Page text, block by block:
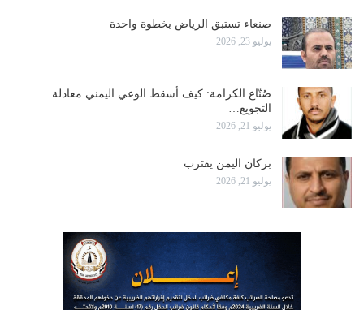
صنعاء تستبق الرياض بخطوة واحدة
يوليو 23, 2026
صُنّاع الكرامة: كيف أسقط الوعي اليمني معادلة
التجويع…
يوليو 21, 2026
بركان اليمن يقترب
يوليو 21, 2026